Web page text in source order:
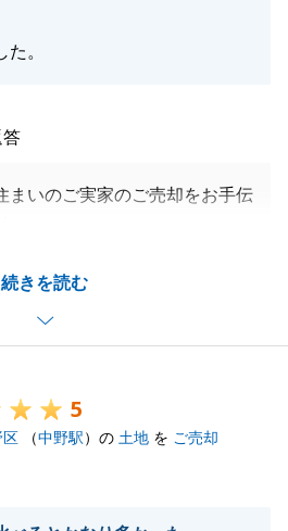
。
続きを読む
答
まいのご実家のご売却をお手伝
ました。
事でお力になれる事がございま
りとして下さいますと幸いで
す。
5
区 （中野駅）の 土地 を ご売却